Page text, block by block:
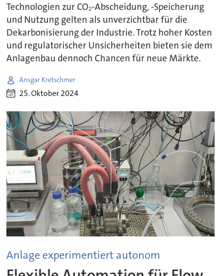
Technologien zur CO₂-Abscheidung, -Speicherung
und Nutzung gelten als unverzichtbar für die
Dekarbonisierung der Industrie. Trotz hoher Kosten
und regulatorischer Unsicherheiten bieten sie dem
Anlagenbau dennoch Chancen für neue Märkte.
Ansgar Kretschmer
25. Oktober 2024
Anlage experimentiert autonom